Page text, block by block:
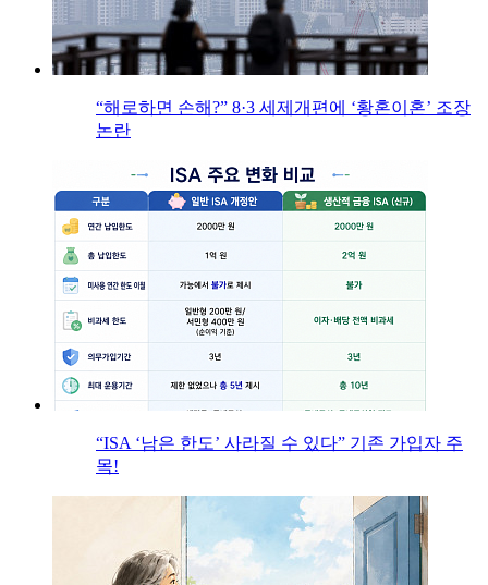
“해로하면 손해?” 8·3 세제개편에 ‘황혼이혼’ 조장
논란
“ISA ‘남은 한도’ 사라질 수 있다” 기존 가입자 주
목!